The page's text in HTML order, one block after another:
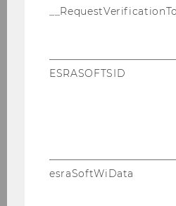
name, last name” (e.g.
, where you will be
proof of payment.
ESRASOFTSID
esraSoftWiData